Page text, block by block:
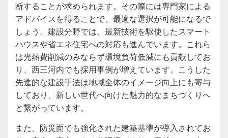
断することが求められます。その際には専門家による
アドバイスを得ることで、最適な選択が可能になるで
しょう。建設分野では、最新技術を駆使したスマート
ハウスや省エネ住宅への対応も進んでいます。これら
は光熱費削減のみならず環境負荷低減にも貢献してお
り、西三河内でも採用事例が増えています。こうした
先進的な建設手法は地域全体のイメージ向上にも寄与
しており、新しい世代へ向けた魅力的なまちづくりへ
と繋がっています。
また、防災面でも強化された建築基準が導入されてお